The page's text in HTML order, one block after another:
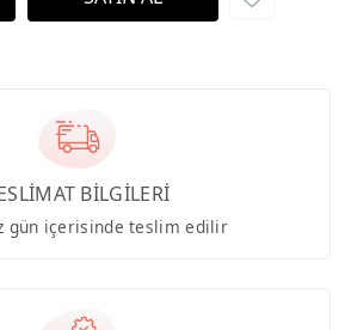
BİLGİLERİ
gün içerisinde teslim edilir